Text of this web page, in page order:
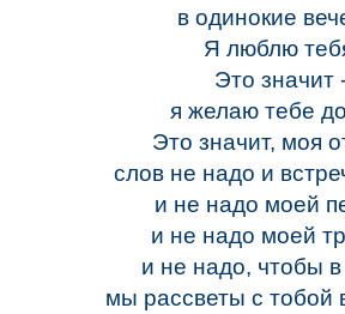
в одинокие
Я люблю
Это значит
я желаю тебе
Это значит, моя
слов не надо и
и не надо моей
и не надо моей
и не надо, чтобы
мы рассветы с тобой